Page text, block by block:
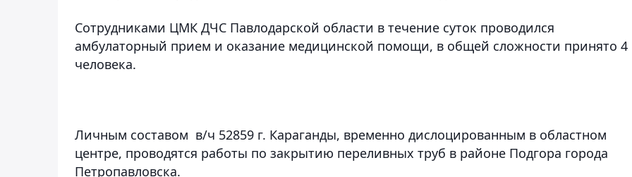
Сотрудниками ЦМК ДЧС Павлодарской области в течение суток проводился
амбулаторный прием и оказание медицинской помощи, в общей сложности принято 4
человека.
Личным составом в/ч 52859 г. Караганды, временно дислоцированным в областном
центре, проводятся работы по закрытию переливных труб в районе Подгора города
Петропавловска.